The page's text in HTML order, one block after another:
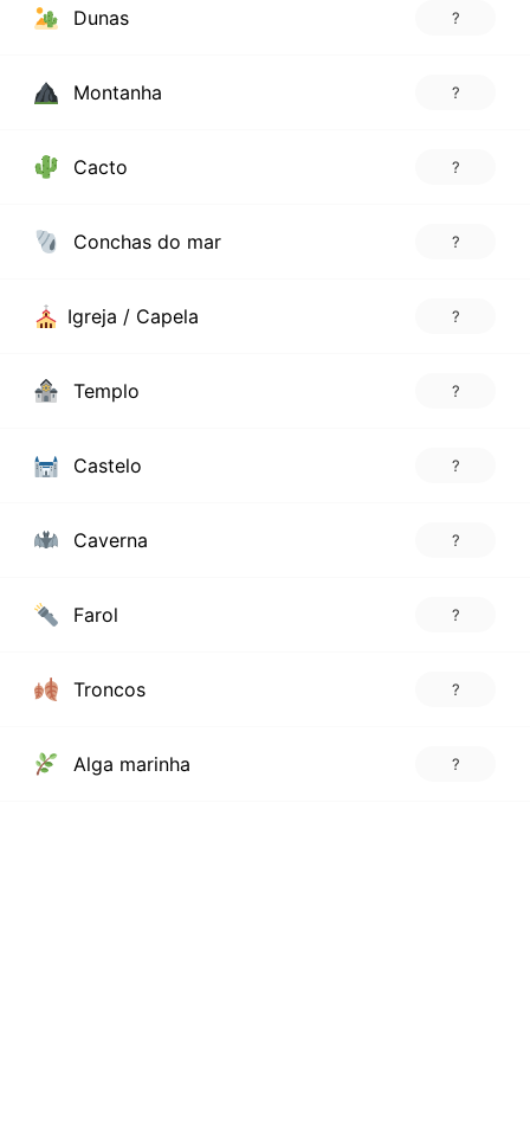
Dunas ?
Montanha ?
Cacto ?
Conchas do mar ?
Igreja / Capela ?
Templo ?
Castelo ?
Caverna ?
Farol ?
Troncos ?
Alga marinha ?